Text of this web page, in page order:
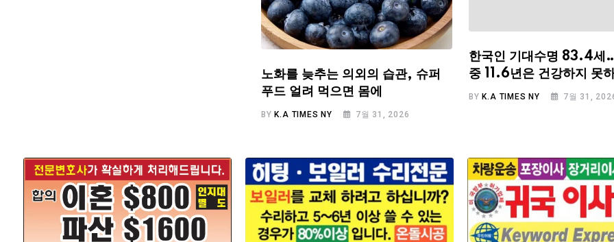
한국인 기대수명 83.4세
중 11.6년은 건강하지 못
BY K.A TIMES NY 7월 31,
노화를 늦추는 의외의 습관, 슈퍼
푸드 얼려 먹으면 몸에
BYK.A TIMES NY 7월 31, 2026